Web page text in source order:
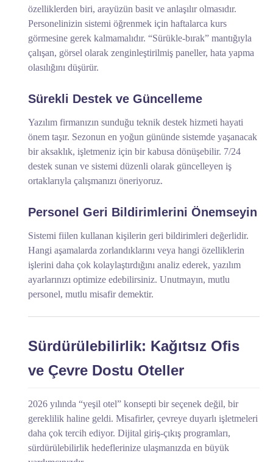
özelliklerden biri, arayüzün basit ve anlaşılır olmasıdır.
Personelinizin sistemi öğrenmek için haftalarca kurs
görmesine gerek kalmamalıdır. “Sürükle-bırak” mantığıyla
çalışan, görsel olarak zenginleştirilmiş paneller, hata yapma
olasılığını düşürür.
Sürekli Destek ve Güncelleme
Yazılım firmanızın sunduğu teknik destek hizmeti hayati
önem taşır. Sezonun en yoğun gününde sistemde yaşanacak
bir aksaklık, işletmeniz için bir kabusa dönüşebilir. 7/24
destek sunan ve sistemi düzenli olarak güncelleyen iş
ortaklarıyla çalışmanızı öneriyoruz.
Personel Geri Bildirimlerini Önemseyin
Sistemi fiilen kullanan kişilerin geri bildirimleri değerlidir.
Hangi aşamalarda zorlandıklarını veya hangi özelliklerin
işlerini daha çok kolaylaştırdığını analiz ederek, yazılım
ayarlarınızı optimize edebilirsiniz. Unutmayın, mutlu
personel, mutlu misafir demektir.
Sürdürülebilirlik: Kağıtsız Ofis
ve Çevre Dostu Oteller
2026 yılında “yeşil otel” konsepti bir seçenek değil, bir
gereklilik haline geldi. Misafirler, çevreye duyarlı işletmeleri
daha çok tercih ediyor. Dijital giriş-çıkış programları,
sürdürülebilirlik hedeflerinize ulaşmanızda en büyük